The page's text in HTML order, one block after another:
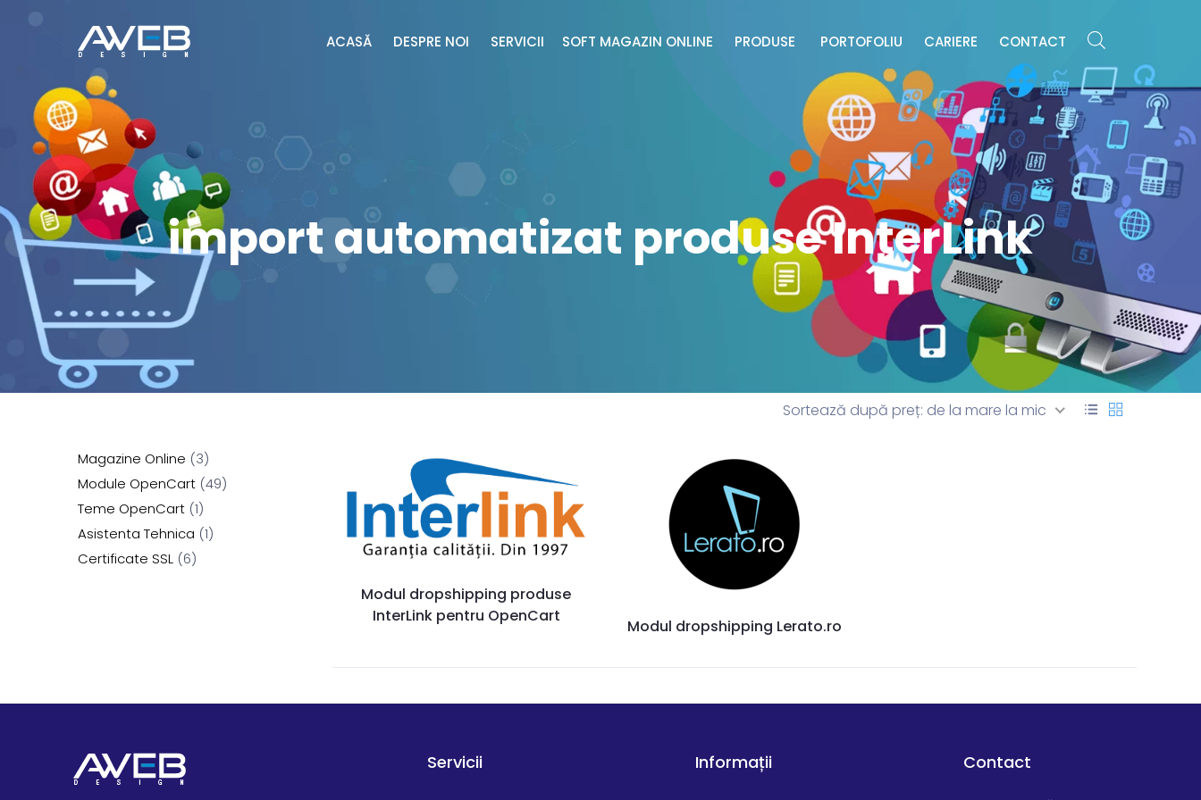
ACASĂ DESPRE NOI SERVICII SOFT MAGAZIN ONLINE PRODUSE PORTOFOLIU CARIERE CONTACT
import automatizat produse InterLink
Sortează după preț: de la mare la mic
Modul dropshipping produse
InterLink pentru OpenCart
Modul dropshipping Lerato.ro
Magazine Online
3
Module OpenCart 49
Teme OpenCart 1
Asistenta Tehnica 1
Certificate SSL 6
Servicii Informații Contact